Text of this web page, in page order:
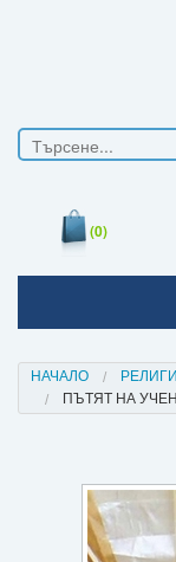
(0)
Печатни книги
Е-списания
НАЧАЛО
ПЪТЯТ НА